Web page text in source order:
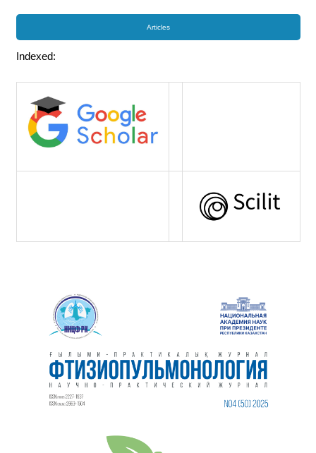
Articles
Indexed: